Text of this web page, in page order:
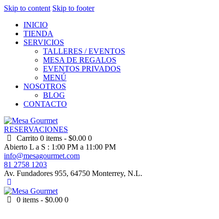
Skip to content Skip to footer
INICIO
TIENDA
SERVICIOS
TALLERES / EVENTOS
MESA DE REGALOS
EVENTOS PRIVADOS
MENÚ
NOSOTROS
BLOG
CONTACTO
RESERVACIONES
Carrito 0 items -$0.00 0
Abierto L a S : 1:00 PM a 11:00 PM
info@mesagourmet.com
81 2758 1203
Av. Fundadores 955, 64750 Monterrey, N.L.
0 items -$0.00 0